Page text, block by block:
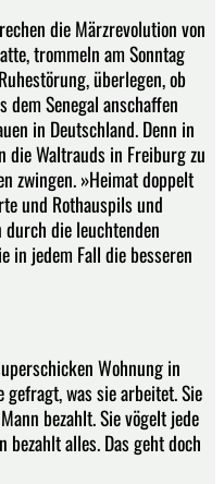
die Märzrevolution von
trommeln am Sonntag
überlegen, ob
Senegal anschaffen
in Deutschland. Denn in
die Waltrauds in Freiburg zu
zwingen. »Heimat doppelt
und Rothauspils und
durch die leuchtenden
in jedem Fall die besseren
Wohnung in
gefragt, was sie arbeitet. Sie
bezahlt. Sie vögelt jede
alles. Das geht doch